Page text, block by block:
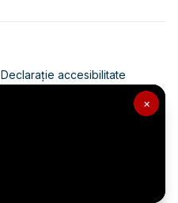
×
Declarație accesibilitate
Politica de confidențialitate